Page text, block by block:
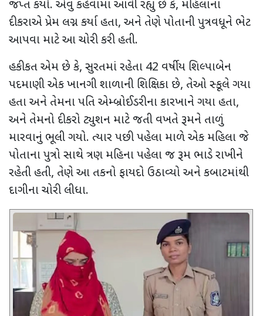
જપ્ત કર્યા. એવું કહેવામાં આવી રહ્યું છે કે, મહિલાના
દીકરાએ પ્રેમ લગ્ન કર્યા હતા, અને તેણે પોતાની પુત્રવધૂને ભેટ
આપવા માટે આ ચોરી કરી હતી.
હકીકત એમ છે કે, સુરતમાં રહેતા 42 વર્ષીય શિલ્પાબેન
પદમાણી એક ખાનગી શાળાની શિક્ષિકા છે, તેઓ સ્કૂલે ગયા
હતા અને તેમના પતિ એમ્બ્રોઈડરીના કારખાને ગયા હતા,
અને તેમનો દીકરો ટ્યુશન માટે જતી વખતે રૂમને તાળું
મારવાનું ભૂલી ગયો. ત્યાર પછી પહેલા માળે એક મહિલા જે
પોતાના પુત્રો સાથે ત્રણ મહિના પહેલા જ રૂમ ભાડે રાખીને
રહેતી હતી, તેણે આ તકનો ફાયદો ઉઠાવ્યો અને કબાટમાંથી
દાગીના ચોરી લીધા.